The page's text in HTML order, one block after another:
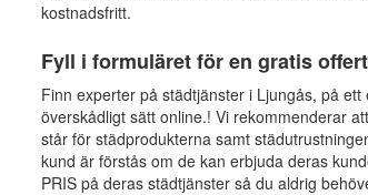
kostnadsfritt.
Fyll i formuläret för en gratis
Finn experter på städtjänster i Ljungås, på ett
överskådligt sätt online.! Vi rekommenderar
står för städprodukterna samt
kund är förstås om de kan erbjuda deras
PRIS på deras städtjänster så du aldrig